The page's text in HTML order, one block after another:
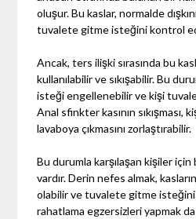
oluşur. Bu kaslar, normalde
tuvalete gitme isteğini kontrol
Ancak, ters ilişki sırasında bu
kullanılabilir ve sıkışabilir. Bu
isteği engellenebilir ve kişi
Anal sfinkter kasının sıkışması,
lavaboya çıkmasını zorlaştırabilir.
Bu durumla karşılaşan kişiler için
vardır. Derin nefes almak,
olabilir ve tuvalete gitme isteğini
rahatlama egzersizleri yapmak